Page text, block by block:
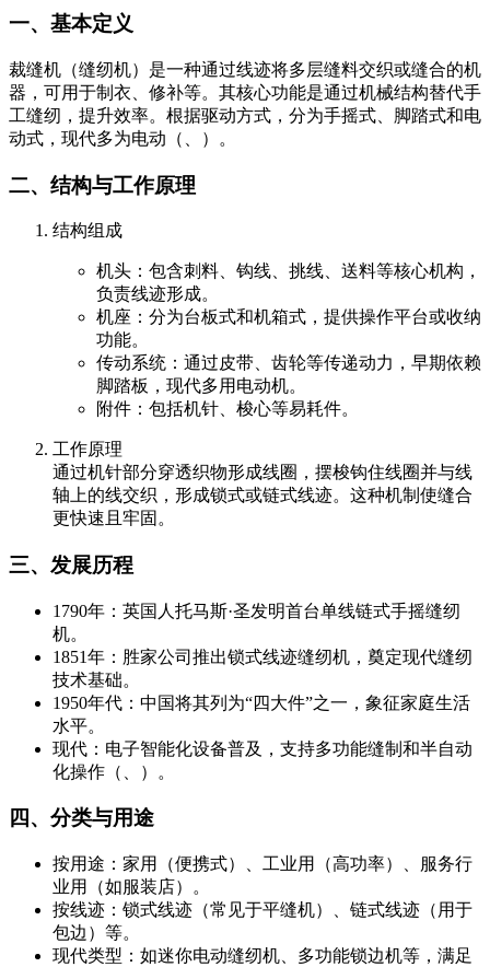
一、基本定义
裁缝机（缝纫机）是一种通过线迹将多层缝料交织或缝合的机
器，可用于制衣、修补等。其核心功能是通过机械结构替代手
工缝纫，提升效率。根据驱动方式，分为手摇式、脚踏式和电
动式，现代多为电动（、）。
二、结构与工作原理
结构组成
机头：包含刺料、钩线、挑线、送料等核心机构，
负责线迹形成。
机座：分为台板式和机箱式，提供操作平台或收纳
功能。
传动系统：通过皮带、齿轮等传递动力，早期依赖
脚踏板，现代多用电动机。
附件：包括机针、梭心等易耗件。
工作原理
通过机针部分穿透织物形成线圈，摆梭钩住线圈并与线
轴上的线交织，形成锁式或链式线迹。这种机制使缝合
更快速且牢固。
三、发展历程
1790年：英国人托马斯·圣发明首台单线链式手摇缝纫
机。
1851年：胜家公司推出锁式线迹缝纫机，奠定现代缝纫
技术基础。
1950年代：中国将其列为“四大件”之一，象征家庭生活
水平。
现代：电子智能化设备普及，支持多功能缝制和半自动
化操作（、）。
四、分类与用途
按用途：家用（便携式）、工业用（高功率）、服务行
业用（如服装店）。
按线迹：锁式线迹（常见于平缝机）、链式线迹（用于
包边）等。
现代类型：如迷你电动缝纫机、多功能锁边机等，满足